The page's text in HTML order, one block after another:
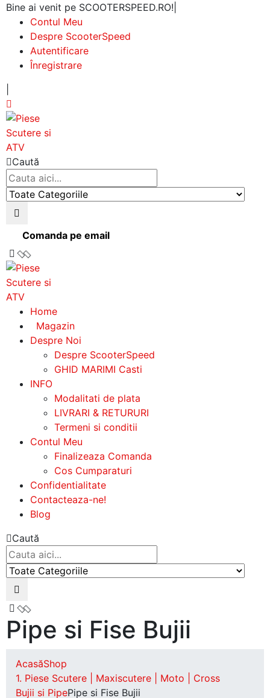
Bine ai venit pe SCOOTERSPEED.RO!
Contul Meu
Despre ScooterSpeed
Autentificare
Înregistrare
Caută
Comanda pe email
Home
Magazin
Despre Noi
Despre ScooterSpeed
GHID MARIMI Casti
INFO
Modalitati de plata
LIVRARI & RETURURI
Termeni si conditii
Contul Meu
Finalizeaza Comanda
Cos Cumparaturi
Confidentialitate
Contacteaza-ne!
Blog
Caută
Pipe si Fise Bujii
AcasăShop
1. Piese Scutere | Maxiscutere | Moto | Cross
Bujii si PipePipe si Fise Bujii